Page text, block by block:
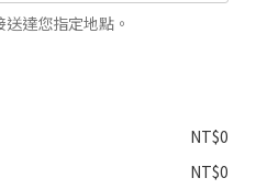
達您指定地點。
NT$0
NT$0